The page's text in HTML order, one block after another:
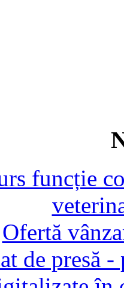
funcție
Ofertă
de presă